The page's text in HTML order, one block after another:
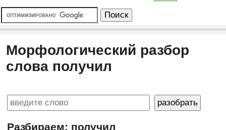
Морфологический разбор
слова получил
Разбираем: получил